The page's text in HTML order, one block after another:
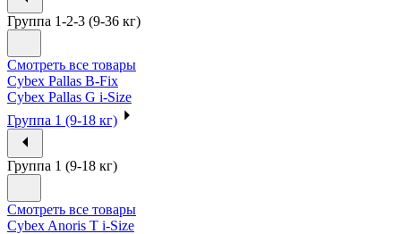
Группа 1-2-3 (9-36 кг)
Смотреть все товары
Cybex Pallas B-Fix
Cybex Pallas G i-Size
Группа 1 (9-18 кг)
Группа 1 (9-18 кг)
Смотреть все товары
Cybex Anoris T i-Size